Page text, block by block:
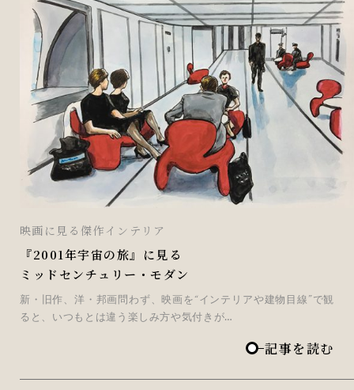
映画に見る傑作インテリア
『2001年宇宙の旅』に見る
ミッドセンチュリー・モダン
新・旧作、洋・邦画問わず、映画を“インテリアや建物目線”で観
ると、いつもとは違う楽しみ方や気付きが…
記事を読む